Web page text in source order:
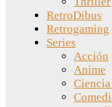
RetroDibus
Retrogaming
Series
Acción
Anime